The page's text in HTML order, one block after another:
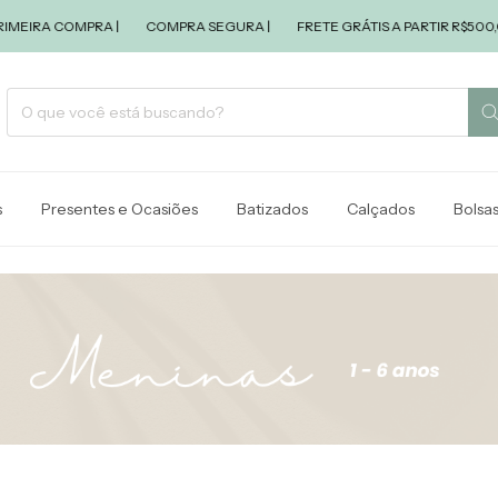
COMPRA | COMPRA SEGURA | FRETE GRÁTIS A PARTIR R$500,00 |
Presentes e Ocasiões Batizados Calçados Bolsas